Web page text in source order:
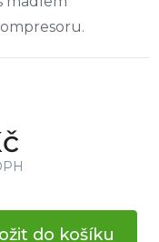
do košíku